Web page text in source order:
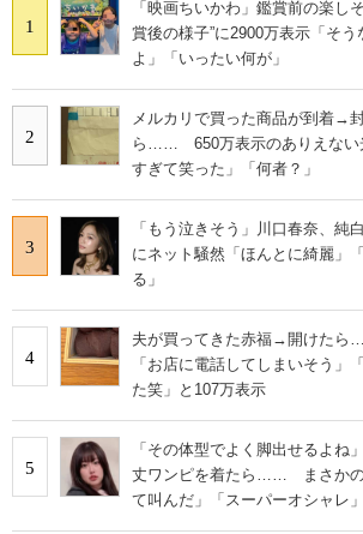
企業ITのトレンドを詳説
経営リーダーのコミュニティ
マーケ×ITの今がよく分かる
企業向けIT製品の総合サイト
IT製品の技術・比較・事例
製造業のIT導入・活用を支援
エレクトロニクス専門サイト
1
「映画ちいかわ」鑑賞前の楽し
賞後の様子”に2900万表示「そ
よ」「いったい何が」
2
メルカリで買った商品が到着→
ら…… 650万表示のありえない
すぎて笑った」「何者？」
3
「もう泣きそう」川口春奈、純
にネット騒然「ほんとに綺麗」
る」
4
夫が買ってきた赤福→開けた
「お店に電話してしまいそう」
た笑」と107万表示
5
「その体型でよく脚出せるよ
丈ワンピを着たら…… まさかの
て叫んだ」「スーパーオシャレ」